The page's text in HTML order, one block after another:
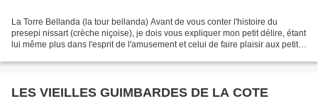
La Torre Bellanda (la tour bellanda) Avant de vous conter l'histoire du
presepi nissart (crèche niçoise), je dois vous expliquer mon petit délire, étant
lui même plus dans l'esprit de l'amusement et celui de faire plaisir aux petits
LES VIEILLES GUIMBARDES DE LA COTE